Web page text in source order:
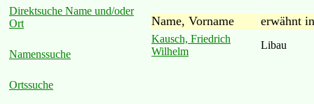
Direktsuche Name und/oder
Ort
Namenssuche
Ortssuche
Name, Vorname erwähnt in
Kausch, Friedrich
Wilhelm
Libau